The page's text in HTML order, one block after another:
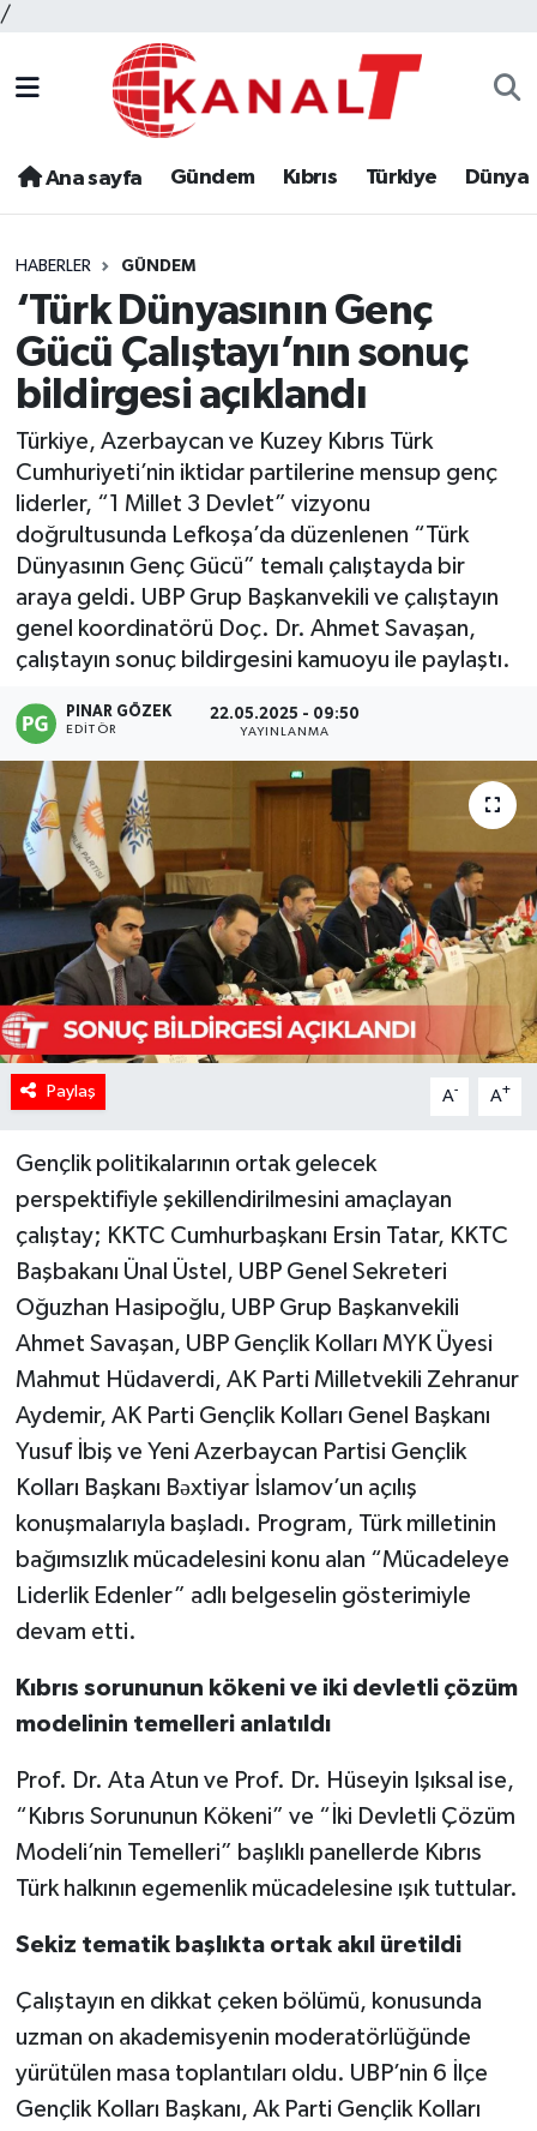
/
Ana sayfa Gündem Kıbrıs Türkiye Dünya
HABERLER GÜNDEM
‘Türk Dünyasının Genç
Gücü Çalıştayı’nın sonuç
bildirgesi açıklandı
Türkiye, Azerbaycan ve Kuzey Kıbrıs Türk
Cumhuriyeti’nin iktidar partilerine mensup genç
liderler, “1 Millet 3 Devlet” vizyonu
doğrultusunda Lefkoşa’da düzenlenen “Türk
Dünyasının Genç Gücü” temalı çalıştayda bir
araya geldi. UBP Grup Başkanvekili ve çalıştayın
genel koordinatörü Doç. Dr. Ahmet Savaşan,
çalıştayın sonuç bildirgesini kamuoyu ile paylaştı.
PINAR GÖZEK
EDITÖR
22.05.2025 - 09:50
YAYINLANMA
Paylaş A- A+
Gençlik politikalarının ortak gelecek
perspektifiyle şekillendirilmesini amaçlayan
çalıştay; KKTC Cumhurbaşkanı Ersin Tatar, KKTC
Başbakanı Ünal Üstel, UBP Genel Sekreteri
Oğuzhan Hasipoğlu, UBP Grup Başkanvekili
Ahmet Savaşan, UBP Gençlik Kolları MYK Üyesi
Mahmut Hüdaverdi, AK Parti Milletvekili Zehranur
Aydemir, AK Parti Gençlik Kolları Genel Başkanı
Yusuf İbiş ve Yeni Azerbaycan Partisi Gençlik
Kolları Başkanı Bəxtiyar İslamov’un açılış
konuşmalarıyla başladı. Program, Türk milletinin
bağımsızlık mücadelesini konu alan “Mücadeleye
Liderlik Edenler” adlı belgeselin gösterimiyle
devam etti.
Kıbrıs sorununun kökeni ve iki devletli çözüm
modelinin temelleri anlatıldı
Prof. Dr. Ata Atun ve Prof. Dr. Hüseyin Işıksal ise,
“Kıbrıs Sorununun Kökeni” ve “İki Devletli Çözüm
Modeli’nin Temelleri” başlıklı panellerde Kıbrıs
Türk halkının egemenlik mücadelesine ışık tuttular.
Sekiz tematik başlıkta ortak akıl üretildi
Çalıştayın en dikkat çeken bölümü, konusunda
uzman on akademisyenin moderatörlüğünde
yürütülen masa toplantıları oldu. UBP’nin 6 İlçe
Gençlik Kolları Başkanı, Ak Parti Gençlik Kolları